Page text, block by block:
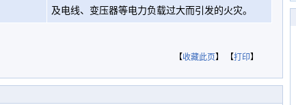
及电线、变压器等电力负载过大而引发的火灾。
【收藏此页】 【打印】